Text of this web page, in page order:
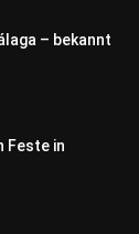
– bekannt
Feste in